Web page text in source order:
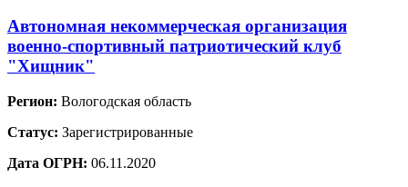
Автономная некоммерческая организация
военно-спортивный патриотический клуб
"Хищник"
Регион: Вологодская область
Статус: Зарегистрированные
Дата ОГРН: 06.11.2020